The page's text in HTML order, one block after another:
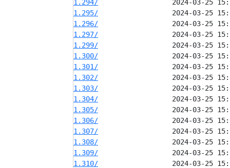
1.294/
1.295/
1.296/
1.297/
1.299/
1.300/
1.301/
1.302/
1.303/
1.304/
1.305/
1.306/
1.307/
1.308/
1.309/
1.310/